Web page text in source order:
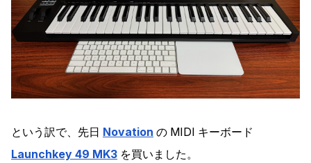
という訳で、先日 Novation の MIDI キーボード
Launchkey 49 MK3 を買いました。